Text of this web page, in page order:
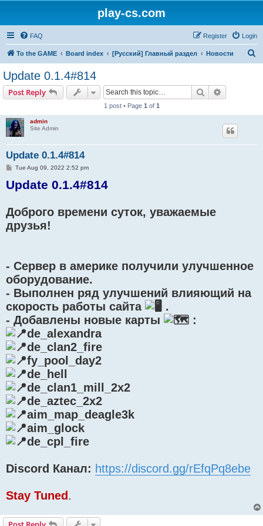
play-cs.com
FAQ Login
Register
To the GAME Board index [Русский] Главный раздел Новости
Update 0.1.4#814
Post Reply Search
1 post • Page 1 of 1
admin
Site Admin
Update 0.1.4#814
P
s
t
Tue Aug 09, 2022 2:52 pm
Update 0.1.4#814
Доброго времени суток, уважаемые
друзья!
- Сервер в америке получили улучшенное
оборудование.
- Выполнен ряд улучшений влияющий на
скорость работы сайта
.
- Добавлены новые карты
:
de_alexandra
de_clan2_fire
fy_pool_day2
de_hell
de_clan1_mill_2x2
de_aztec_2x2
aim_map_deagle3k
aim_glock
de_cpl_fire
Discord Канал: https://discord.gg/rEfqPq8ebe
Stay Tuned.